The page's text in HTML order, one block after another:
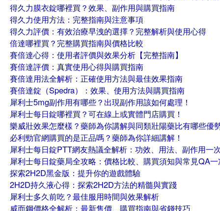
得久力膜衣錠哪裡買？效果、副作用與購買指南
得久力使用方法：完整指南與注意事項
得久力評價：有效治療早洩的選擇？完整解析與使用心得
倍達哪裡買？完整購買指南與價格比較
賽倍達心得：使用者評價與效果分析【完整指南】
賽倍達評價：真實使用心得與購買指南
賽倍達用法全解析：正確使用方法與最佳效果指南
賽倍達錠（Spedra）：效果、使用方法與購買指南
犀利士5mg副作用有哪些？出現副作用該如何處理！
犀利士每日錠哪裡買？可在線上或實體門店購買！
樂威壯效果怎麼樣？藥師為你講解與同類壯陽藥比有哪些優
必利勁官網購買的是正品嗎？藥師為你詳細講解！
犀利士每日錠PTT網友熱議全解析：功效、用法、副作用一
犀利士每日錠藥局全攻略：價格比較、購買須知與常見QA
探索2H2D黑金版：提升你的遊戲體驗
2H2D持久液心得：探索2H2D方法的精髓與實踐
犀利士多久前吃？最佳服用時間與效果解析
威而鋼價格全解析：最新售價、購買指南與省錢技巧